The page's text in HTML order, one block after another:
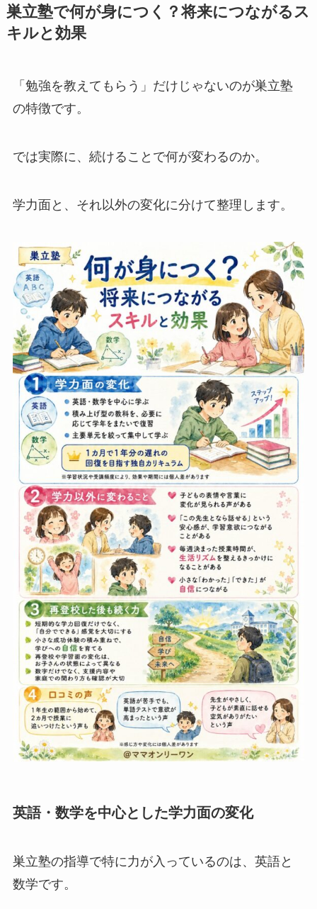
巣立塾で何が身につく？将来につながるス
キルと効果
「勉強を教えてもらう」だけじゃないのが巣立塾
の特徴です。
では実際に、続けることで何が変わるのか。
学力面と、それ以外の変化に分けて整理します。
英語・数学を中心とした学力面の変化
巣立塾の指導で特に力が入っているのは、英語と
数学です。